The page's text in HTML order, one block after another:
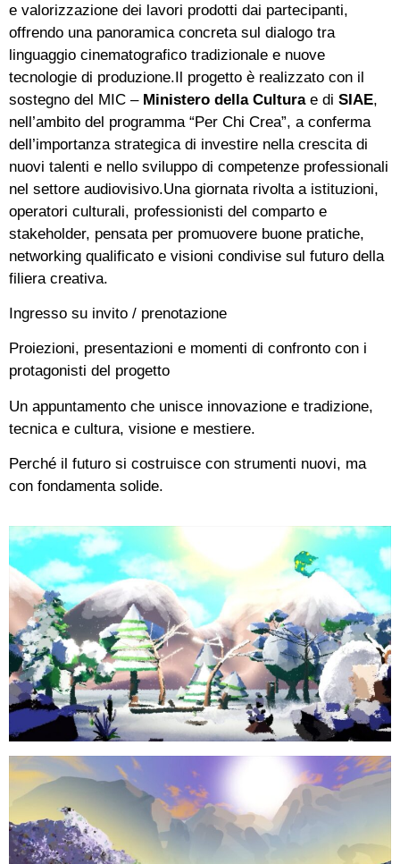
e valorizzazione dei lavori prodotti dai partecipanti,
offrendo una panoramica concreta sul dialogo tra
linguaggio cinematografico tradizionale e nuove
tecnologie di produzione.Il progetto è realizzato con il
sostegno del MIC – Ministero della Culturae di SIAE,
nell’ambito del programma “Per Chi Crea”, a conferma
dell’importanza strategica di investire nella crescita di
nuovi talenti e nello sviluppo di competenze professionali
nel settore audiovisivo.Una giornata rivolta a istituzioni,
operatori culturali, professionisti del comparto e
stakeholder, pensata per promuovere buone pratiche,
networking qualificato e visioni condivise sul futuro della
filiera creativa.
Ingresso su invito / prenotazione
Proiezioni, presentazioni e momenti di confronto con i
protagonisti del progetto
Un appuntamento che unisce innovazione e tradizione,
tecnica e cultura, visione e mestiere.
Perché il futuro si costruisce con strumenti nuovi, ma
con fondamenta solide.